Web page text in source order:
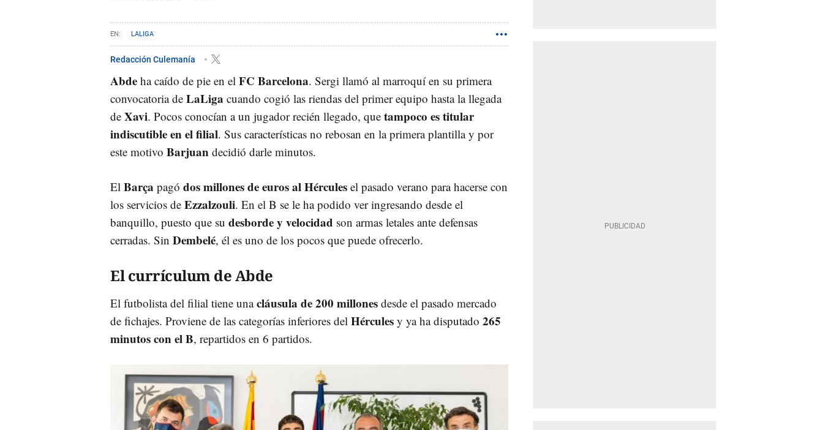
LALIGA
Redacción Culemanía
Abde ha caído de pie en el FC Barcelona. Sergi llamó al marroquí en su primera
convocatoria de LaLiga cuando cogió las riendas del primer equipo hasta la llegada
de Xavi. Pocos conocían a un jugador recién llegado, que tampoco es titular
indiscutible en el filial. Sus características no rebosan en la primera plantilla y por
este motivo Barjuan decidió darle minutos.
El Barça pagó dos millones de euros al Hércules el pasado verano para hacerse con
los servicios de Ezzalzouli. En el B se le ha podido ver ingresando desde el
banquillo, puesto que su desborde y velocidad son armas letales ante defensas
cerradas. Sin Dembelé, él es uno de los pocos que puede ofrecerlo.
El currículum de Abde
El futbolista del filial tiene unacláusula de 200 millones desde el pasado mercado
de fichajes. Proviene de las categorías inferiores del Hércules y ya ha disputado 265
minutos con el B, repartidos en 6 partidos.